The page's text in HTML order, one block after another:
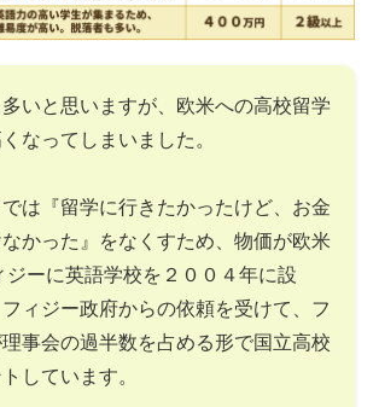
いと思いますが、欧米への高校留学
なってしまいました。
は『留学に行きたかったけど、お金
かった』をなくすため、物価が欧米
ジーに英語学校を２００４年に設
ィジー政府からの依頼を受けて、フ
事会の過半数を占める形で国立高校
しています。